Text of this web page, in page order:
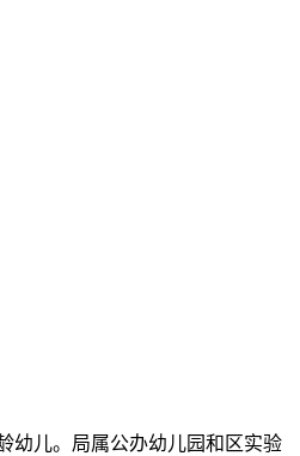
幼儿。局属公办幼儿园和区实验